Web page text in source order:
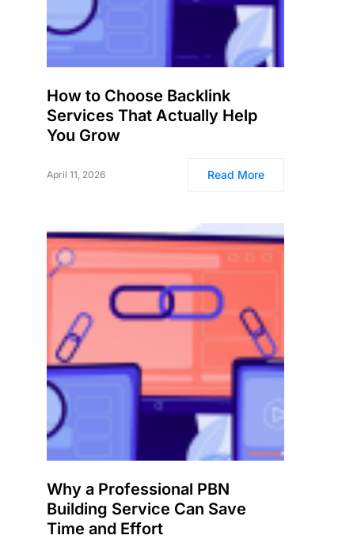
How to Choose Backlink
Services That Actually Help
You Grow
April 11, 2026 Read More
Why a Professional PBN
Building Service Can Save
Time and Effort